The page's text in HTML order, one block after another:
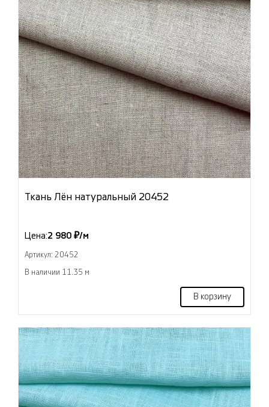
Ткань Лён натуральный 20452
Цена:2 980 ₽/м
Артикул: 20452
В наличии 11.35 м
В корзину